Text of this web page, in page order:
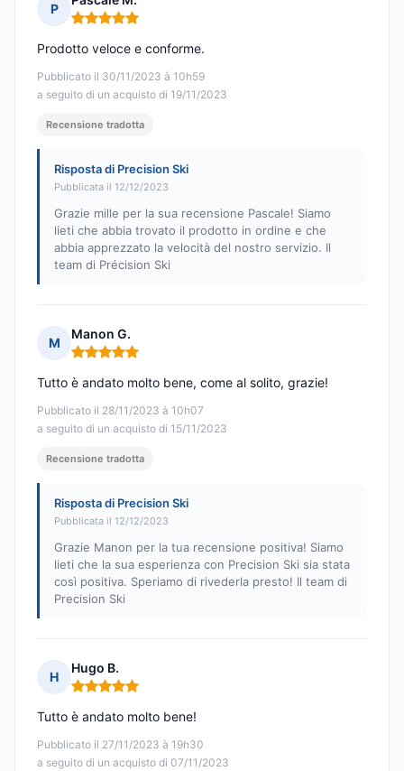
P
Nota: 5 su 5
Pubblicato il 30/11/2023 à 10h59
a seguito di un acquisto di 19/11/2023
Prodotto veloce e conforme.
Recensione tradotta
Risposta di Precision Ski
Pubblicata il 12/12/2023
Grazie mille per la sua recensione Pascale! Siamo
lieti che abbia trovato il prodotto in ordine e che
abbia apprezzato la velocità del nostro servizio. Il
team di Précision Ski
M
Manon G.
Nota: 5 su 5
Pubblicato il 28/11/2023 à 10h07
a seguito di un acquisto di 15/11/2023
Tutto è andato molto bene, come al solito, grazie!
Recensione tradotta
Risposta di Precision Ski
Pubblicata il 12/12/2023
Grazie Manon per la tua recensione positiva! Siamo
lieti che la sua esperienza con Precision Ski sia stata
così positiva. Speriamo di rivederla presto! Il team di
Precision Ski
H
Hugo B.
Nota: 5 su 5
Pubblicato il 27/11/2023 à 19h30
a seguito di un acquisto di 07/11/2023
Tutto è andato molto bene!